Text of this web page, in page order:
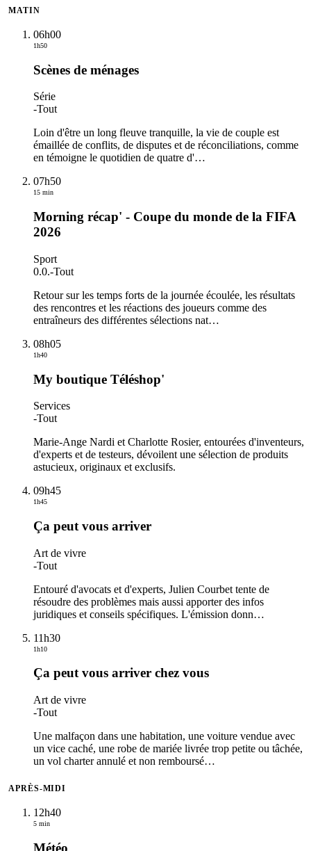
MATIN
06h00
1h50
Scènes de ménages
Série
-Tout
Loin d'être un long fleuve tranquille, la vie de couple est
émaillée de conflits, de disputes et de réconciliations, comme
en témoigne le quotidien de quatre d'…
07h50
15 min
Morning récap' - Coupe du monde de la FIFA
2026
Sport
0.0.-Tout
Retour sur les temps forts de la journée écoulée, les résultats
des rencontres et les réactions des joueurs comme des
entraîneurs des différentes sélections nat…
08h05
1h40
My boutique Téléshop'
Services
-Tout
Marie-Ange Nardi et Charlotte Rosier, entourées d'inventeurs,
d'experts et de testeurs, dévoilent une sélection de produits
astucieux, originaux et exclusifs.
09h45
1h45
Ça peut vous arriver
Art de vivre
-Tout
Entouré d'avocats et d'experts, Julien Courbet tente de
résoudre des problèmes mais aussi apporter des infos
juridiques et conseils spécifiques. L'émission donn…
11h30
1h10
Ça peut vous arriver chez vous
Art de vivre
-Tout
Une malfaçon dans une habitation, une voiture vendue avec
un vice caché, une robe de mariée livrée trop petite ou tâchée,
un vol charter annulé et non remboursé…
APRÈS-MIDI
12h40
5 min
Météo